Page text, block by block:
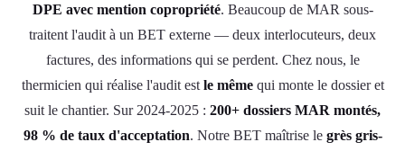
DPE avec mention copropriété. Beaucoup de MAR sous-
traitent l'audit à un BET externe — deux interlocuteurs, deux
factures, des informations qui se perdent. Chez nous, le
thermicien qui réalise l'audit est le mêmequi monte le dossier et
suit le chantier. Sur 2024-2025 : 200+ dossiers MAR montés,
98 % de taux d'acceptation. Notre BET maîtrise le grès gris-